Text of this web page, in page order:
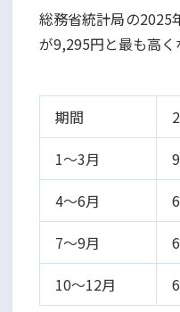
総務省統計局の2025
が9,295円と最も高く
期間
1〜3月
4〜6月
7〜9月
10〜12月